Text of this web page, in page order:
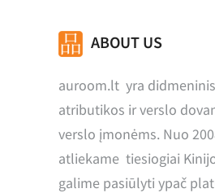
ABOUT US
auroom.lt yra
atributikos ir verslo
verslo įmonėms. Nuo
atliekame tiesiogiai
galime pasiūlyti ypač